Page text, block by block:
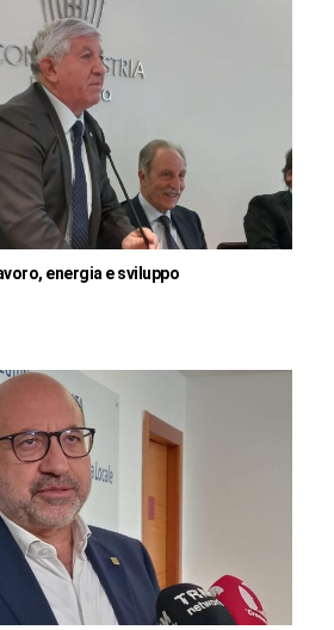
energia e sviluppo